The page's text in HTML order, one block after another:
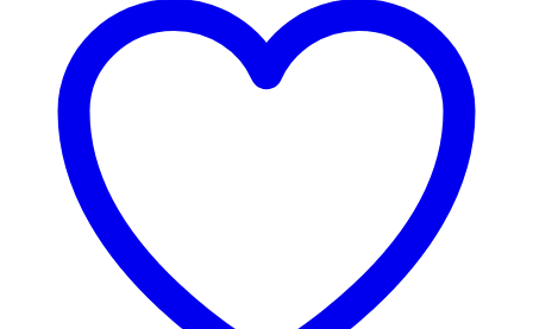
Optionen
können
Produktseite
gewählt
werden